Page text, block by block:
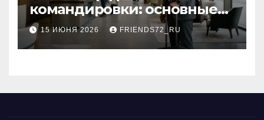
командировки: основные
критерии выбора
15 ИЮНЯ 2026 FRIENDS72_RU